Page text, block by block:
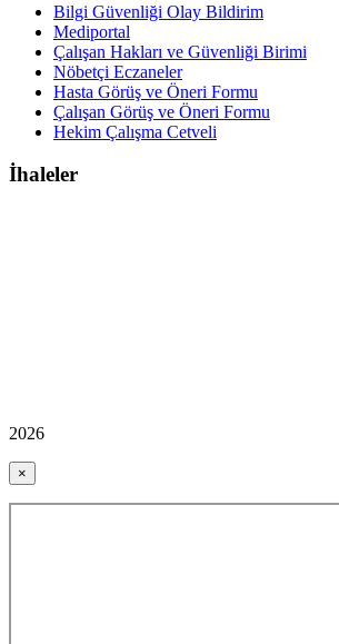
Bilgi Güvenliği Olay Bildirim
Mediportal
Çalışan Hakları ve Güvenliği Birimi
Nöbetçi Eczaneler
Hasta Görüş ve Öneri Formu
Çalışan Görüş ve Öneri Formu
Hekim Çalışma Cetveli
İhaleler
2026
×